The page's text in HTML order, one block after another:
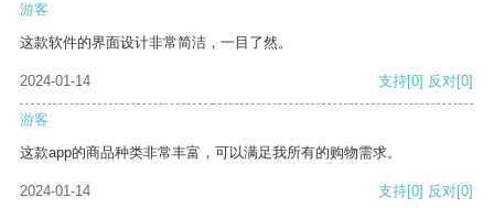
游客
这款软件的界面设计非常简洁，一目了然。
2024-01-14 支持[0] 反对[0]
游客
这款app的商品种类非常丰富，可以满足我所有的购物需求。
2024-01-14 支持[0] 反对[0]